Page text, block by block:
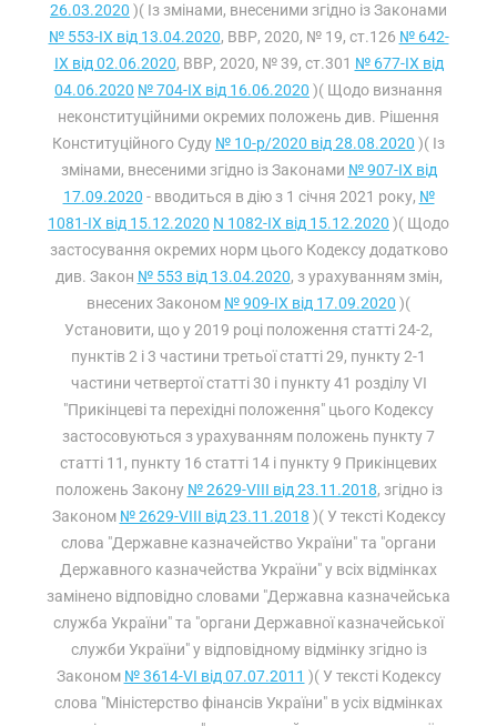
26.03.2020 )( Із змінами, внесеними згідно із Законами
№ 553-IX від 13.04.2020, ВВР, 2020, № 19, ст.126 № 642-
IX від 02.06.2020, ВВР, 2020, № 39, ст.301 № 677-IX від
04.06.2020 № 704-IX від 16.06.2020 )( Щодо визнання
неконституційними окремих положень див. Рішення
Конституційного Суду № 10-р/2020 від 28.08.2020 )( Із
змінами, внесеними згідно із Законами № 907-IX від
17.09.2020 - вводиться в дію з 1 січня 2021 року, №
1081-IX від 15.12.2020 N 1082-IX від 15.12.2020 )( Щодо
застосування окремих норм цього Кодексу додатково
див. Закон № 553 від 13.04.2020, з урахуванням змін,
внесених Законом № 909-IX від 17.09.2020 )(
Установити, що у 2019 році положення статті 24-2,
пунктів 2 і 3 частини третьої статті 29, пункту 2-1
частини четвертої статті 30 і пункту 41 розділу VI
"Прикінцеві та перехідні положення" цього Кодексу
застосовуються з урахуванням положень пункту 7
статті 11, пункту 16 статті 14 і пункту 9 Прикінцевих
положень Закону № 2629-VIII від 23.11.2018, згідно із
Законом № 2629-VIII від 23.11.2018 )( У тексті Кодексу
слова "Державне казначейство України" та "органи
Державного казначейства України" у всіх відмінках
замінено відповідно словами "Державна казначейська
служба України" та "органи Державної казначейської
служби України" у відповідному відмінку згідно із
Законом № 3614-VI від 07.07.2011 )( У тексті Кодексу
слова "Міністерство фінансів України" в усіх відмінках